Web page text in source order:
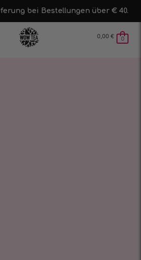
bei Bestellungen über € 40.
0,00 € 0